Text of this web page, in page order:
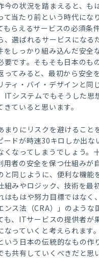
今の状況を踏まえると、も
て当たり前という時代にな
もらえるサービスの必須条
、選ばれるサービスになる
をしっかり組み込んだ安全
要です。そもそも日本のも
ってみると、最初から安全
ティ・バイ・デザインと同
ITシステムでもそうした思
きていると思います。
まりにリスクを避けること
ードが時速30キロしか出な
くなってしまうでしょう。
用者の安全を保つ仕組みが
と同じように、便利な機能
組みやロジック、技術を最
はもはや努力目標ではなく
ンス法（CRA）」のような
も、ITサービスの提供者が
なっていくと考えられます
いう日本の伝統的なもの作
も共有していくべきだと思